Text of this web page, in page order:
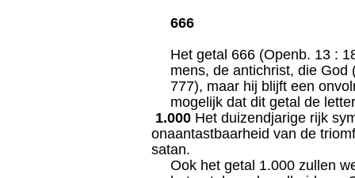
666
Het getal 666 (Openb. 13 :
mens, de antichrist, die
777), maar hij blijft een
mogelijk dat dit getal de
1.000 Het duizendjarige rijk
onaantastbaarheid van de
satan.
Ook het getal 1.000 zullen